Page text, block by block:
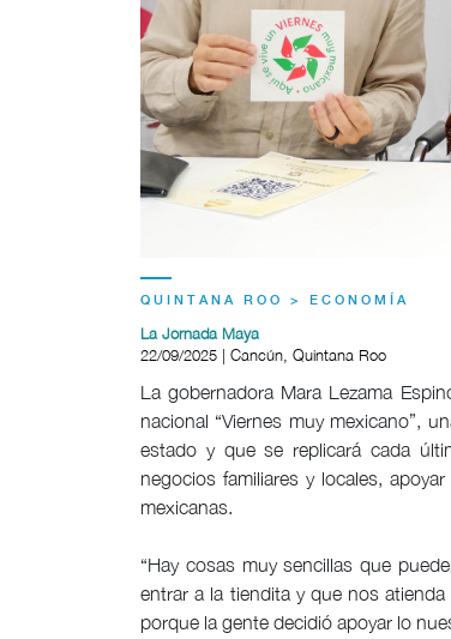
QUINTANA ROO > ECONOMÍA
La Jornada Maya
22/09/2025 | Cancún, Quintana Roo
La gobernadora Mara Lezama
nacional “Viernes muy mexicano”,
estado y que se replicará cada
negocios familiares y locales,
mexicanas.
“Hay cosas muy sencillas que
entrar a la tiendita y que nos
porque la gente decidió apoyar lo